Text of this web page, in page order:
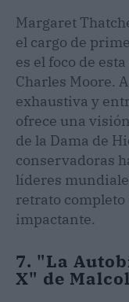
Margaret
el cargo de
es el foco de
Charles Moore.
exhaustiva y
ofrece una
de la Dama de
conservadoras
líderes
retrato
impactante.
7. "La
X" de